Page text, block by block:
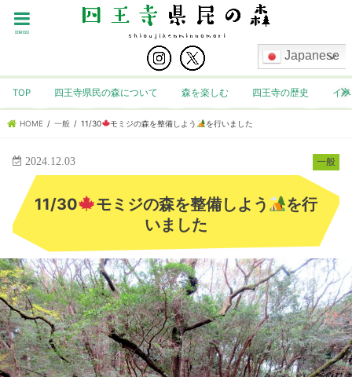
Japanese
menu
TOP 四王寺県民の森について 森を楽しむ 四王寺の歴史 イ
HOME 一般 11/30 モミジの森を整備しよう を行いました
一般
2024.12.03
11/30 モミジの森を整備しよう
を行
いました